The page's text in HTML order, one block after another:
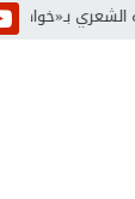
الجزء الرابع